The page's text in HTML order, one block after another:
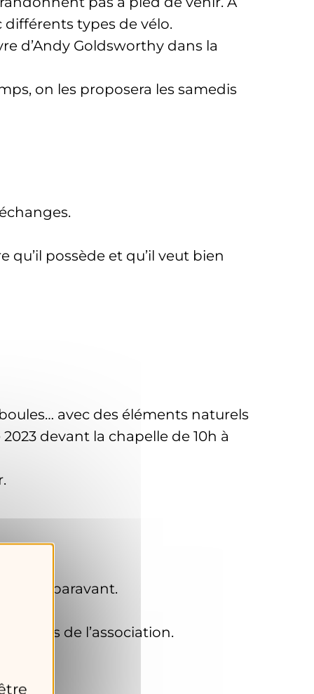
différents types de vélo.
d’Andy Goldsworthy dans la
on les proposera les samedis
possède et qu’il veut bien
avec des éléments naturels
devant la chapelle de 10h à
auparavant.
de l’association.